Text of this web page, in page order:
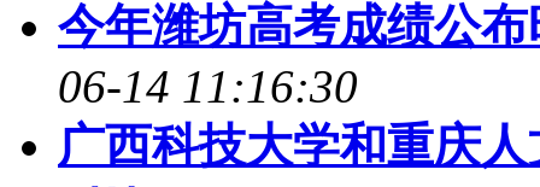
今年潍坊高考成绩公
06-14 11:16:30
广西科技大学和重庆